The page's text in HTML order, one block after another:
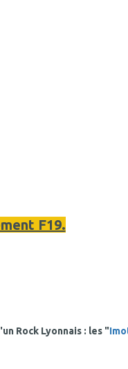
F19.
Rock Lyonnais : les "